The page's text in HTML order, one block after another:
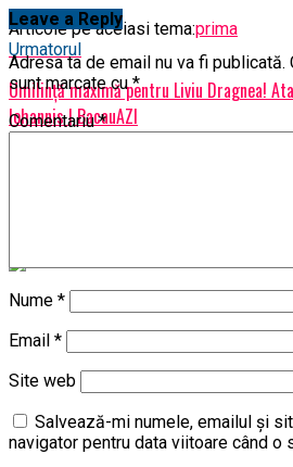
Articole pe aceiasi tema:prima
Urmatorul
Umilință maximă pentru Liviu Dragnea!
Iohannis | BacauAZI
Leave a Reply
Adresa ta de email nu va fi publicată.
sunt marcate cu*
Comentariu*
Nume *
Email *
Site web
Salvează-mi numele, emailul și
navigator pentru data viitoare când o